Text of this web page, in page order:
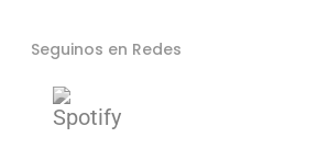
Seguinos en Redes